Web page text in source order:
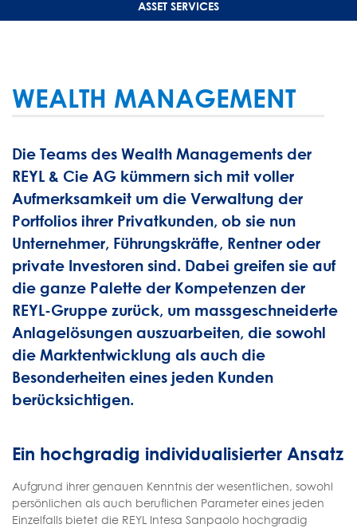
ASSET SERVICES
WEALTH MANAGEMENT
Die Teams des Wealth Managements der
REYL & Cie AG kümmern sich mit voller
Aufmerksamkeit um die Verwaltung der
Portfolios ihrer Privatkunden, ob sie nun
Unternehmer, Führungskräfte, Rentner oder
private Investoren sind. Dabei greifen sie auf
die ganze Palette der Kompetenzen der
REYL-Gruppe zurück, um massgeschneiderte
Anlagelösungen auszuarbeiten, die sowohl
die Marktentwicklung als auch die
Besonderheiten eines jeden Kunden
berücksichtigen.
Ein hochgradig individualisierter Ansatz
Aufgrund ihrer genauen Kenntnis der wesentlichen, sowohl
persönlichen als auch beruflichen Parameter eines jeden
Einzelfalls bietet die REYL Intesa Sanpaolo hochgradig